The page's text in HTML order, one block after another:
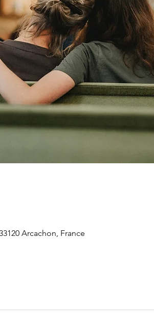
Arcachon, France